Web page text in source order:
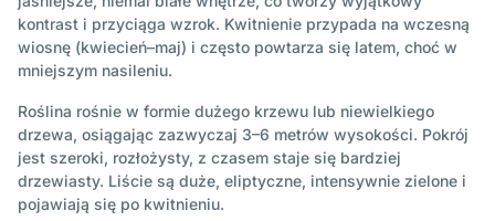
kontrast i przyciąga wzrok. Kwitnienie przypada na wczesną
wiosnę (kwiecień–maj) i często powtarza się latem, choć w
mniejszym nasileniu.
Roślina rośnie w formie dużego krzewu lub niewielkiego
drzewa, osiągając zazwyczaj 3–6 metrów wysokości. Pokrój
jest szeroki, rozłożysty, z czasem staje się bardziej
drzewiasty. Liście są duże, eliptyczne, intensywnie zielone i
pojawiają się po kwitnieniu.